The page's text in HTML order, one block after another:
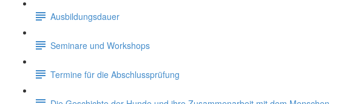
Ausbildungsdauer
Seminare und Workshops
Termine für die Abschlussprüfung